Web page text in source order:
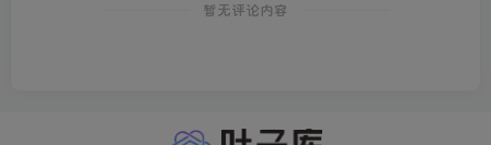
暂无评论内容